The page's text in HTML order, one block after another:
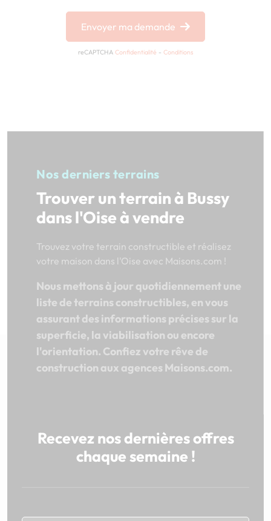
Envoyer ma demande
reCAPTCHA Confidentialité - Conditions
Nos derniers terrains
Trouver un terrain à Bussy
dans l'Oise à vendre
Trouvez votre terrain constructible et réalisez
votre maison dans l'Oise avec Maisons.com !
Nous mettons à jour quotidiennement une
liste de terrains constructibles, en vous
assurant des informations précises sur la
superficie, la viabilisation ou encore
l'orientation. Confiez votre rêve de
construction aux agences Maisons.com.
Recevez nos dernières offres
chaque semaine !